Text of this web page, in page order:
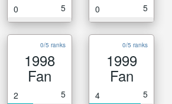
0 5 0 5
0/5 ranks
1998
Fan
2 5
0/5 ranks
1999
Fan
4 5